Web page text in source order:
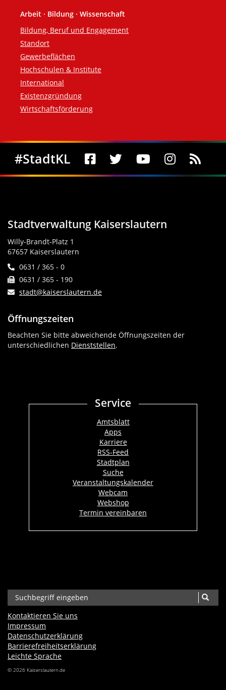
Arbeit · Bildung · Wissenschaft
Bildung, Beruf und Engagement
Standort
Gewerbeflächen
Hochschulen & Institute
International
Existenzgründung
Wirtschaftsförderung
Social Media
#StadtKL
Stadtverwaltung Kaiserslautern
Willy-Brandt-Platz 1
67657 Kaiserslautern
0631 / 365 - 0
0631 / 365 - 190
stadt@kaiserslautern.de
Öffnungszeiten
Beachten Sie bitte abweichende Öffnungszeiten der
unterschiedlichen Dienststellen.
Service
Amtsblatt
Apps
Karriere
RSS-Feed
Stadtplan
Suche
Veranstaltungskalender
Webcam
Webshop
Termin vereinbaren
Kontaktieren Sie uns
Impressum
Datenschutzerklärung
Barrierefreiheits­erklärung
Leichte Sprache
© 2026 Kaiserslautern.de